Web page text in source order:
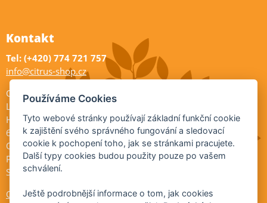
Kontakt
Tel: (+420) 774 721 757
info@citrus-shop.cz
Citrus shop zahradnictví
Legionářů 2
Hodonín
695 01
Otevřeno:
Po-Pá 9-17
So 9-11:30
Ochrana osobních údajů
Používáme Cookies
Tyto webové stránky používají základní funkční cookie
k zajištění svého správného fungování a sledovací
cookie k pochopení toho, jak se stránkami pracujete.
Další typy cookies budou použity pouze po vašem
schválení.
Ještě podrobnější informace o tom, jak cookies